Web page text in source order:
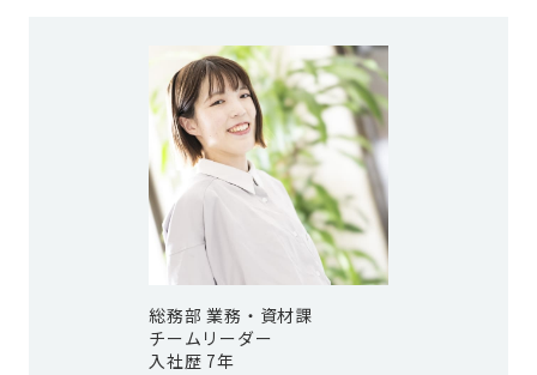
総務部 業務・資材課
チームリーダー
入社歴 7年